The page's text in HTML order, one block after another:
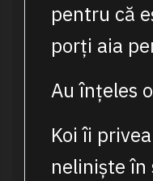
pentru că
porți aia
Au înțeles
Koi îi
neliniște în